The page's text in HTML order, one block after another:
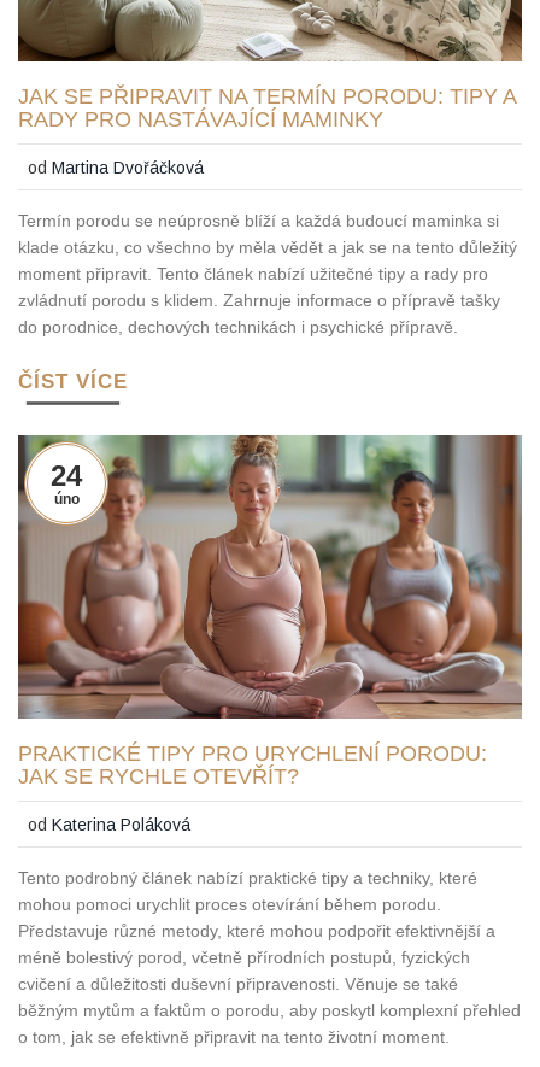
JAK SE PŘIPRAVIT NA TERMÍN PORODU: TIPY A
RADY PRO NASTÁVAJÍCÍ MAMINKY
odMartina Dvořáčková
Termín porodu se neúprosně blíží a každá budoucí maminka si
klade otázku, co všechno by měla vědět a jak se na tento důležitý
moment připravit. Tento článek nabízí užitečné tipy a rady pro
zvládnutí porodu s klidem. Zahrnuje informace o přípravě tašky
do porodnice, dechových technikách i psychické přípravě.
ČÍST VÍCE
24
úno
PRAKTICKÉ TIPY PRO URYCHLENÍ PORODU:
JAK SE RYCHLE OTEVŘÍT?
odKaterina Poláková
Tento podrobný článek nabízí praktické tipy a techniky, které
mohou pomoci urychlit proces otevírání během porodu.
Představuje různé metody, které mohou podpořit efektivnější a
méně bolestivý porod, včetně přírodních postupů, fyzických
cvičení a důležitosti duševní připravenosti. Věnuje se také
běžným mytům a faktům o porodu, aby poskytl komplexní přehled
o tom, jak se efektivně připravit na tento životní moment.